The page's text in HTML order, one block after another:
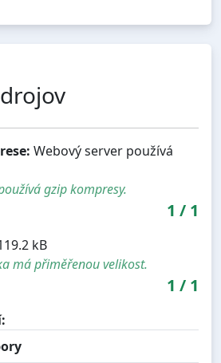
Webový server používá
gzip kompresy.
1 / 1
kB
má přiměřenou velikost.
1 / 1